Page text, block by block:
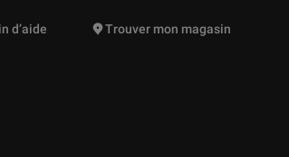
de produits vont vous être proposées
d’aide Trouver mon magasin